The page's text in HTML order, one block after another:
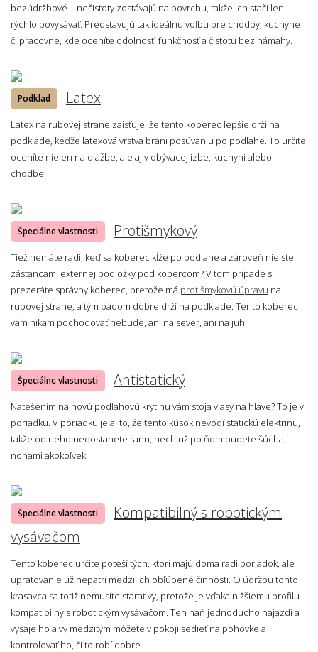
bezúdržbové – nečistoty zostávajú na povrchu, takže ich stačí len
rýchlo povysávať. Predstavujú tak ideálnu voľbu pre chodby, kuchyne
či pracovne, kde oceníte odolnosť, funkčnosť a čistotu bez námahy.
Podklad Latex
Latex na rubovej strane zaisťuje, že tento koberec lepšie drží na
podklade, keďže latexová vrstva bráni posúvaniu po podlahe. To určite
oceníte nielen na dlažbe, ale aj v obývacej izbe, kuchyni alebo
chodbe.
Špeciálne vlastnosti Protišmykový
Tiež nemáte radi, keď sa koberec kĺže po podlahe a zároveň nie ste
zástancami externej podložky pod kobercom? V tom prípade si
prezeráte správny koberec, pretože má protišmykovú úpravu na
rubovej strane, a tým pádom dobre drží na podklade. Tento koberec
vám nikam pochodovať nebude, ani na sever, ani na juh.
Špeciálne vlastnosti Antistatický
Natešením na novú podlahovú krytinu vám stoja vlasy na hlave? To je v
poriadku. V poriadku je aj to, že tento kúsok nevodí statickú elektrinu,
takže od neho nedostanete ranu, nech už po ňom budete šúchať
nohami akokoľvek.
Špeciálne vlastnosti
Kompatibilný s robotickým
vysávačom
Tento koberec určite poteší tých, ktorí majú doma radi poriadok, ale
upratovanie už nepatrí medzi ich obľúbené činnosti. O údržbu tohto
krasavca sa totiž nemusíte starať vy, pretože je vďaka nižšiemu profilu
kompatibilný s robotickým vysávačom. Ten naň jednoducho najazdí a
vysaje ho a vy medzitým môžete v pokoji sedieť na pohovke a
kontrolovať ho, či to robí dobre.